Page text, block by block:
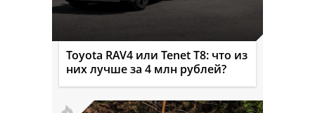
Toyota RAV4 или Tenet T8: что из
них лучше за 4 млн рублей?